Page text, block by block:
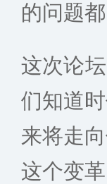
的问题
这次论
们知道
来将走
这个变